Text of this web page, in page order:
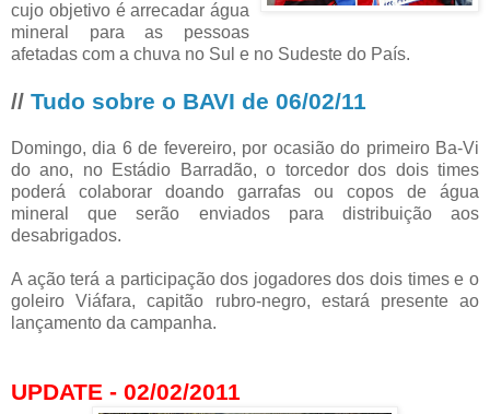
cujo objetivo é arrecadar água
mineral para as pessoas
afetadas com a chuva no Sul e no Sudeste do País.
// Tudo sobre o BAVI de 06/02/11
Domingo, dia 6 de fevereiro, por ocasião do primeiro Ba-Vi
do ano, no Estádio Barradão, o torcedor dos dois times
poderá colaborar doando garrafas ou copos de água
mineral que serão enviados para distribuição aos
desabrigados.
A ação terá a participação dos jogadores dos dois times e o
goleiro Viáfara, capitão rubro-negro, estará presente ao
lançamento da campanha.
UPDATE - 02/02/2011